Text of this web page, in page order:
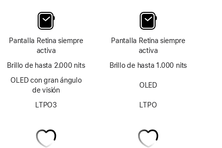
Pantalla Retina siempre
activa
Brillo de hasta 2.000 nits
OLED con gran ángulo
de visión
LTPO3
Pantalla Retina siempre
activa
Brillo de hasta 1.000 nits
OLED
LTPO